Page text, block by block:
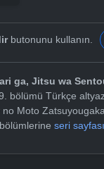
butonunu kullanın.
ga, Jitsu wa
bölümü Türkçe
Moto
seri